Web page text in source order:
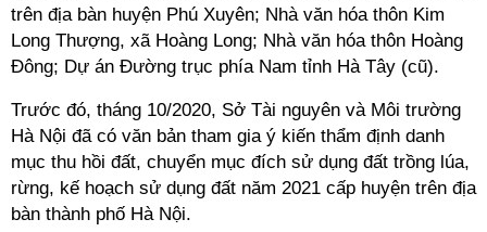
trên địa bàn huyện Phú Xuyên; Nhà văn hóa thôn Kim
Long Thượng, xã Hoàng Long; Nhà văn hóa thôn Hoàng
Đông; Dự án Đường trục phía Nam tỉnh Hà Tây (cũ).
Trước đó, tháng 10/2020, Sở Tài nguyên và Môi trường
Hà Nội đã có văn bản tham gia ý kiến thẩm định danh
mục thu hồi đất, chuyển mục đích sử dụng đất trồng lúa,
rừng, kế hoạch sử dụng đất năm 2021 cấp huyện trên địa
bàn thành phố Hà Nội.